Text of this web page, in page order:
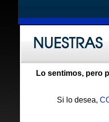
Lo sentimos, pero
Si lo desea,